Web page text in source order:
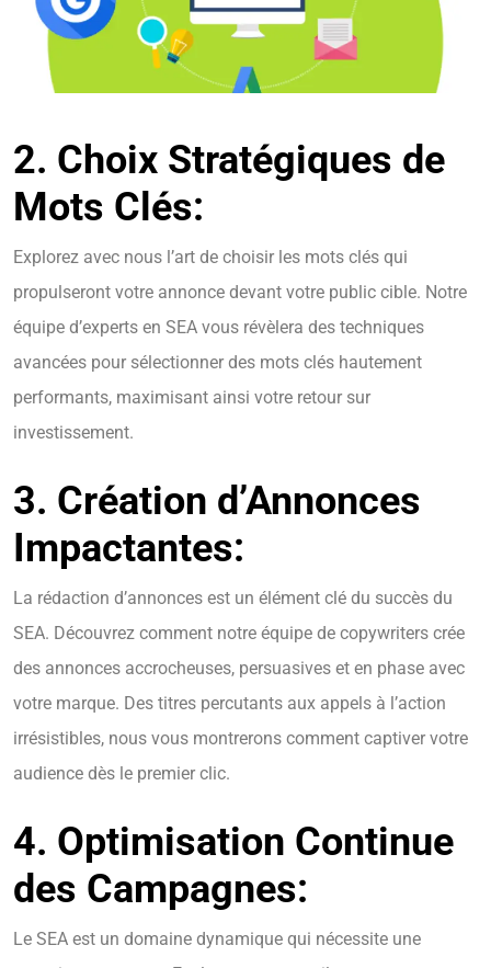
2. Choix Stratégiques de
Mots Clés:
Explorez avec nous l’art de choisir les mots clés qui
propulseront votre annonce devant votre public cible. Notre
équipe d’experts en SEA vous révèlera des techniques
avancées pour sélectionner des mots clés hautement
performants, maximisant ainsi votre retour sur
investissement.
3. Création d’Annonces
Impactantes:
La rédaction d’annonces est un élément clé du succès du
SEA. Découvrez comment notre équipe de copywriters crée
des annonces accrocheuses, persuasives et en phase avec
votre marque. Des titres percutants aux appels à l’action
irrésistibles, nous vous montrerons comment captiver votre
audience dès le premier clic.
4. Optimisation Continue
des Campagnes:
Le SEA est un domaine dynamique qui nécessite une